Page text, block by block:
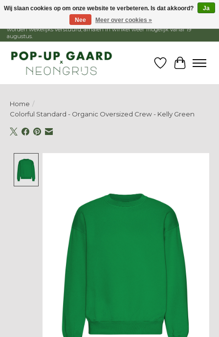
1 - 15 augustus is de winkel gesloten, webshop blijft open. Bestellingen
worden wekelijks verstuurd, afhalen in winkel weer mogelijk vanaf 19
augustus.
Verlanglijst
Home /
Colorful Standard - Organic Oversized Crew - Kelly Green
Wij slaan cookies op om onze website te verbeteren. Is dat akkoord?
Ja
Nee
Meer over cookies »